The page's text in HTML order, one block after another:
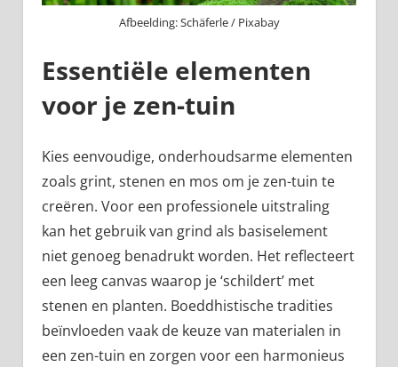
Afbeelding: Schäferle / Pixabay
Essentiële elementen
voor je zen-tuin
Kies eenvoudige, onderhoudsarme elementen
zoals grint, stenen en mos om je zen-tuin te
creëren. Voor een professionele uitstraling
kan het gebruik van grind als basiselement
niet genoeg benadrukt worden. Het reflecteert
een leeg canvas waarop je ‘schildert’ met
stenen en planten. Boeddhistische tradities
beïnvloeden vaak de keuze van materialen in
een zen-tuin en zorgen voor een harmonieus